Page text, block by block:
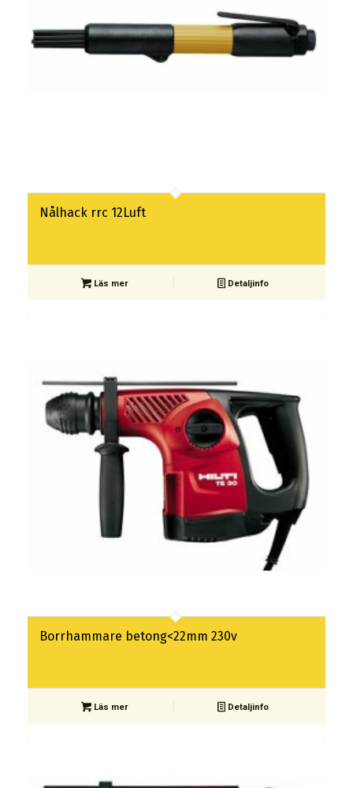
Nålhack rrc 12Luft
Läs mer Detaljinfo
Borrhammare betong<22mm 230v
Läs mer Detaljinfo